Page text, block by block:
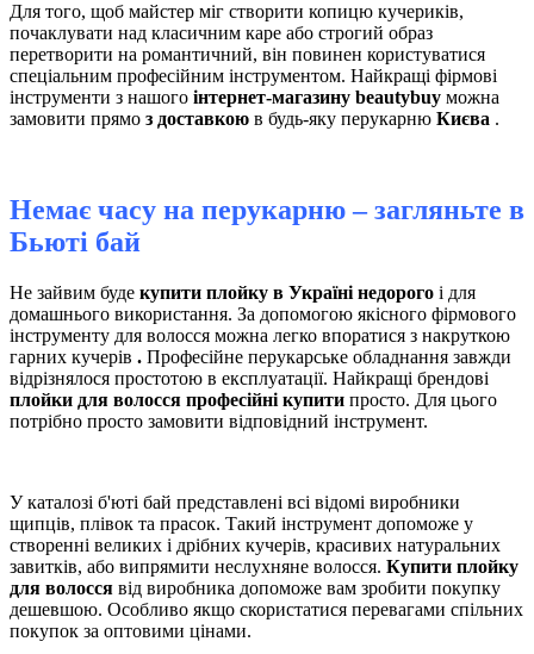
Для того, щоб майстер міг створити копицю кучериків,
почаклувати над класичним каре або строгий образ
перетворити на романтичний, він повинен користуватися
спеціальним професійним інструментом. Найкращі фірмові
інструменти з нашого інтернет-магазину beautybuy можна
замовити прямо з доставкою в будь-яку перукарню Києва .
Немає часу на перукарню – загляньте в
Бьюті бай
Не зайвим буде купити плойку в Україні недорого і для
домашнього використання. За допомогою якісного фірмового
інструменту для волосся можна легко впоратися з накруткою
гарних кучерів . Професійне перукарське обладнання завжди
відрізнялося простотою в експлуатації. Найкращі брендові
плойки для волосся професійні купити просто. Для цього
потрібно просто замовити відповідний інструмент.
У каталозі б'юті бай представлені всі відомі виробники
щипців, плівок та прасок. Такий інструмент допоможе у
створенні великих і дрібних кучерів, красивих натуральних
завитків, або випрямити неслухняне волосся. Купити плойку
для волосся від виробника допоможе вам зробити покупку
дешевшою. Особливо якщо скористатися перевагами спільних
покупок за оптовими цінами.